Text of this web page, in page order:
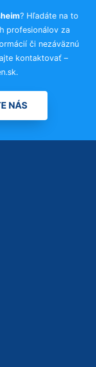
? Hľadáte na to
profesionálov za
či nezáväznú
kontaktovať –
NÁS